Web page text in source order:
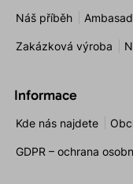
Náš příběh
Zakázková výroba
Informace
Kde nás najdete
GDPR – ochrana